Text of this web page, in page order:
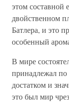
этом составной
двойственном
Батлера, и это
особенный
В мире
принадлежал
достатком и
это был мир